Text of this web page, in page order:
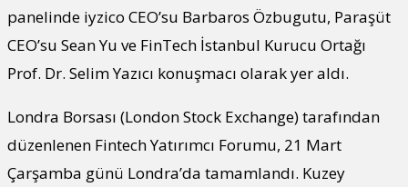
panelinde iyzico CEO’su Barbaros Özbugutu, Paraşüt
CEO’su Sean Yu ve FinTech İstanbul Kurucu Ortağı
Prof. Dr. Selim Yazıcı konuşmacı olarak yer aldı.
Londra Borsası (London Stock Exchange) tarafından
düzenlenen Fintech Yatırımcı Forumu, 21 Mart
Çarşamba günü Londra’da tamamlandı. Kuzey